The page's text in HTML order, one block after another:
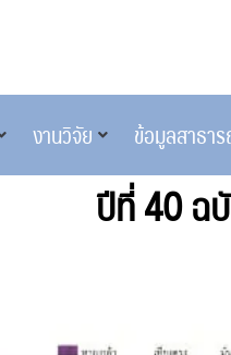
งานวิจัย ข้อมูลสาธา
ปีที่ 40 ฉ